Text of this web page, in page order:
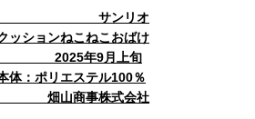
サンリオ
ションねこねこおばけ
年9月上旬
エステル100％
商事株式会社